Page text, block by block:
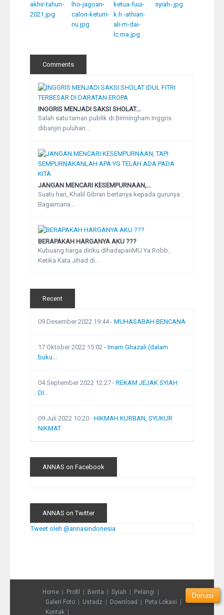
Comments
INGGRIS MENJADI SAKSI SHOLAT...
Salah satu taman publik di Birmingham Inggris
dibanjiri puluhan...
JANGAN MENCARI KESEMPURNAAN,...
Suatu hari, Khalil Gibran bertanya kepada gurunya :
Bagaimana...
BERAPAKAH HARGANYA AKU ???
Kubuang harga diriku dihadapanMU Ya Robb..
Ketika Kata Jihad di...
Recent
09 Desember 2022 19:44- MUHASABAH BENCANA
17 Oktober 2022 15:02 - Imam Ghazali (dalam
buku...
04 September 2022 12:27 - REKAM JEJAK SYIAH
DI...
09 Juli 2022 10:20 - HIKMAH KURBAN, SYUKUR
NIKMAT
ANNAS on Facebook
ANNAS on Twitter
Tweet oleh @annasindonesia
Home Profil Berita Syiah
Pelangi
Galeri Foto
Ustadz Download
Peta Lokasi
Kontak
Donasi